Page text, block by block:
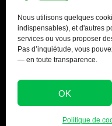
Nous utilisons quelques
indispensables), et d'autres
services ou vous proposer
Pas d’inquiétude, vous
— en toute transparence.
OK
Politique de